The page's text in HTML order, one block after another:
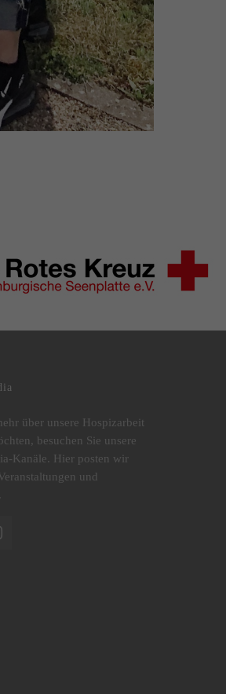
über unsere Hospizarbeit
besuchen Sie unsere
Kanäle. Hier posten wir
und